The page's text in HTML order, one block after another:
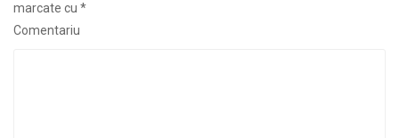
marcate cu *
Comentariu